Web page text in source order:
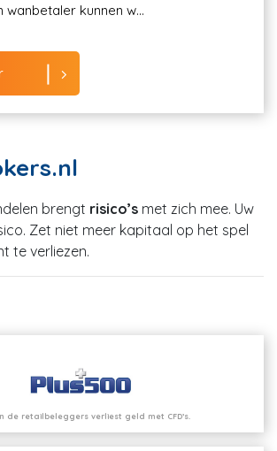
wanbetaler kunnen w...
brengt risico’s met zich mee. Uw
Zet niet meer kapitaal op het spel
te verliezen.
de retailbeleggers verliest geld met CFD’s.